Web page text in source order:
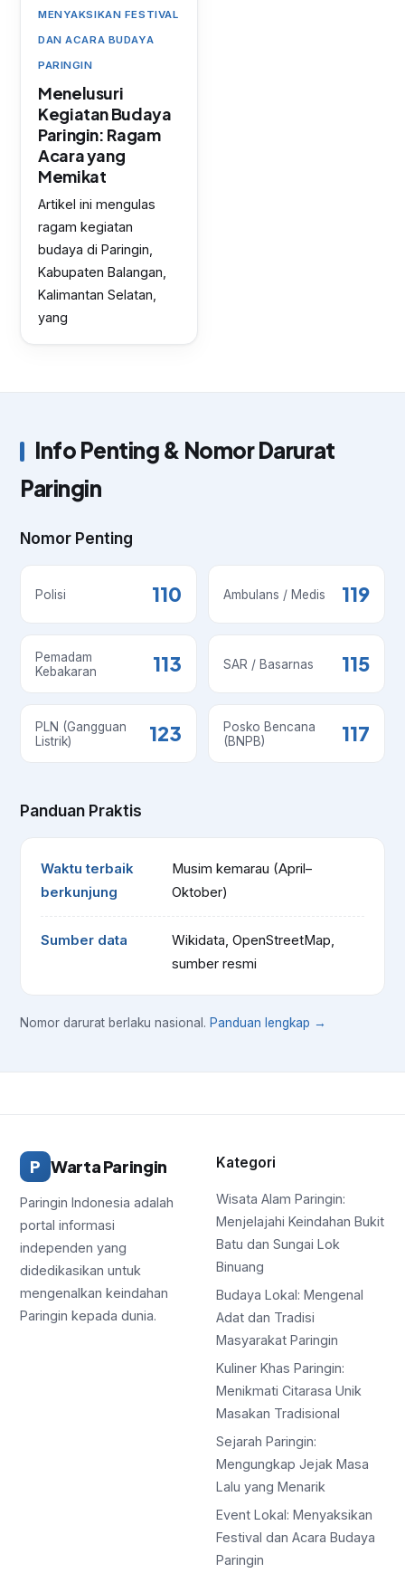
MENYAKSIKAN FESTIVAL
DAN ACARA BUDAYA
PARINGIN
Menelusuri
Kegiatan Budaya
Paringin: Ragam
Acara yang
Memikat
Artikel ini mengulas
ragam kegiatan
budaya di Paringin,
Kabupaten Balangan,
Kalimantan Selatan,
yang
Info Penting & Nomor Darurat
Paringin
Nomor Penting
Polisi 110 Ambulans / Medis 119
Pemadam
Kebakaran
113 SAR / Basarnas 115
PLN (Gangguan
Listrik)
123
Posko Bencana
(BNPB)
117
Panduan Praktis
Waktu terbaik
berkunjung
Musim kemarau (April–
Oktober)
Sumber data
Wikidata, OpenStreetMap,
sumber resmi
Nomor darurat berlaku nasional. Panduan lengkap →
P Warta Paringin
Paringin Indonesia adalah
portal informasi
independen yang
didedikasikan untuk
mengenalkan keindahan
Paringin kepada dunia.
Kategori
Wisata Alam Paringin:
Menjelajahi Keindahan Bukit
Batu dan Sungai Lok
Binuang
Budaya Lokal: Mengenal
Adat dan Tradisi
Masyarakat Paringin
Kuliner Khas Paringin:
Menikmati Citarasa Unik
Masakan Tradisional
Sejarah Paringin:
Mengungkap Jejak Masa
Lalu yang Menarik
Event Lokal: Menyaksikan
Festival dan Acara Budaya
Paringin